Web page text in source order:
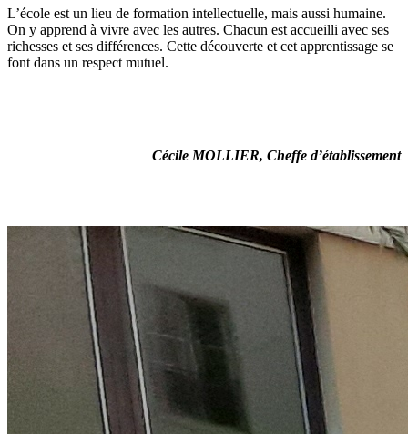
L’école est un lieu de formation intellectuelle, mais aussi humaine.
On y apprend à vivre avec les autres. Chacun est accueilli avec ses
richesses et ses différences. Cette découverte et cet apprentissage se
font dans un respect mutuel.
Cécile MOLLIER, Cheffe d’établissement